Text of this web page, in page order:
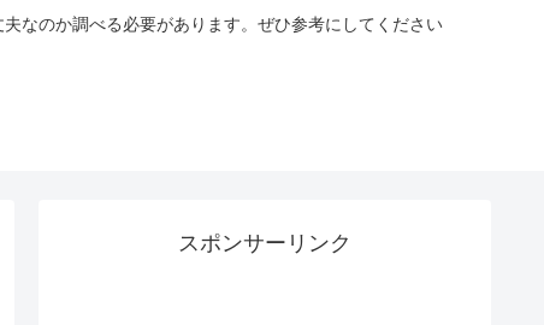
なのか調べる必要があります。ぜひ参考にしてください
スポンサーリンク